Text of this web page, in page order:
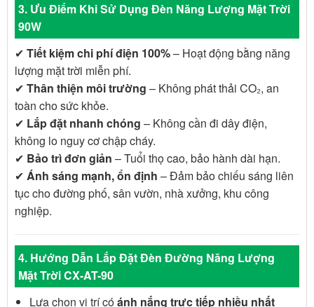
3. Ưu Điểm Khi Sử Dụng Đèn Năng Lượng Mặt Trời
90W
✔ Tiết kiệm chi phí điện 100%– Hoạt động bằng năng
lượng mặt trời miễn phí.
✔ Thân thiện môi trường – Không phát thải CO₂, an
toàn cho sức khỏe.
✔ Lắp đặt nhanh chóng – Không cần đi dây điện,
không lo nguy cơ chập cháy.
✔ Bảo trì đơn giản – Tuổi thọ cao, bảo hành dài hạn.
✔ Ánh sáng mạnh, ổn định – Đảm bảo chiếu sáng liên
tục cho đường phố, sân vườn, nhà xưởng, khu công
nghiệp.
4. Hướng Dẫn Lắp Đặt Đèn Đường Năng Lượng
Mặt Trời CX-AT-90
Lựa chọn vị trí cóánh nắng trực tiếp nhiều nhất